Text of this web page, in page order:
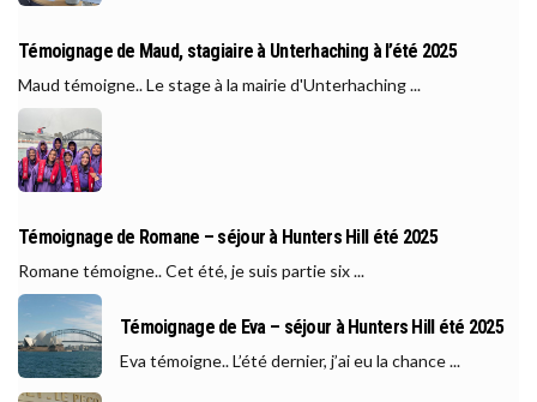
Témoignage de Maud, stagiaire à Unterhaching à l’été 2025
Maud témoigne.. Le stage à la mairie d'Unterhaching ...
Témoignage de Romane – séjour à Hunters Hill été 2025
Romane témoigne.. Cet été, je suis partie six ...
Témoignage de Eva – séjour à Hunters Hill été 2025
Eva témoigne.. L’été dernier, j’ai eu la chance ...